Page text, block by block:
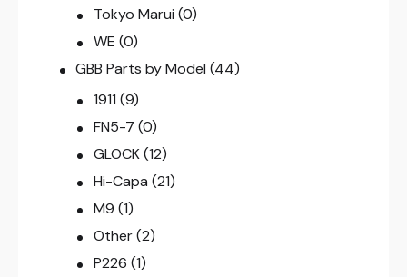
Tokyo Marui (0)
WE (0)
GBB Parts by Model (44)
1911 (9)
FN5-7 (0)
GLOCK (12)
Hi-Capa (21)
M9 (1)
Other (2)
P226 (1)